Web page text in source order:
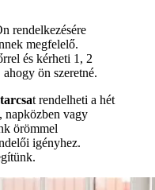
rendelkezésére
megfelelő.
és kérheti 1, 2
ön szeretné.
t rendelheti a hét
napközben vagy
örömmel
igényhez.